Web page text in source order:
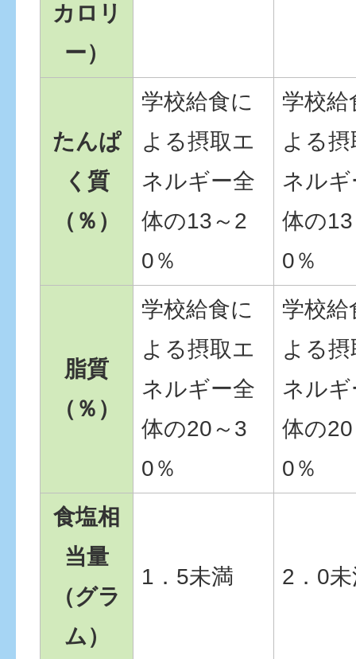
カロリ
ー）
たんぱ
く質
（％）
学校給食に
よる摂取エ
ネルギー全
体の13～2
0％
学校給
よる
ネル
体の
0％
脂質
（％）
学校給食に
よる摂取エ
ネルギー全
体の20～3
0％
学校給
よる
ネル
体の
0％
食塩相
当量
（グラ
ム）
1．5未満 2．0